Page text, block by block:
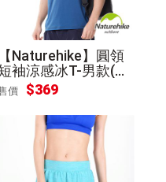
【Naturehike】圓領
袖涼感冰T-男款(深
藍M)
價 $369